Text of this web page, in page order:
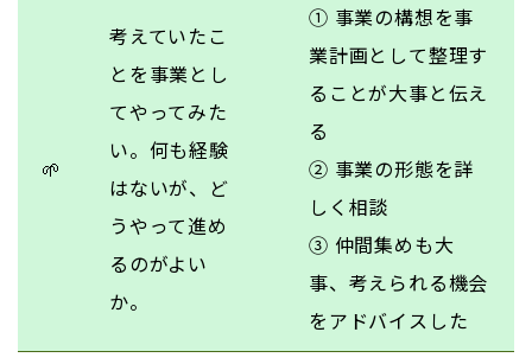
🌱
考えていたこ
とを事業とし
てやってみた
い。何も経験
はないが、ど
うやって進め
るのがよい
か。
① 事業の構想を事
業計画として整理す
ることが大事と伝え
る
② 事業の形態を詳
しく相談
③ 仲間集めも大
事、考えられる機会
をアドバイスした